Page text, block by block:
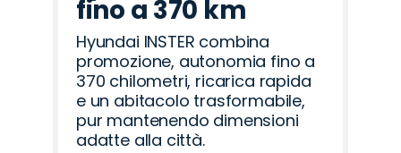
fino a 370 km
Hyundai INSTER combina
promozione, autonomia fino a
370 chilometri, ricarica rapida
e un abitacolo trasformabile,
pur mantenendo dimensioni
adatte alla città.